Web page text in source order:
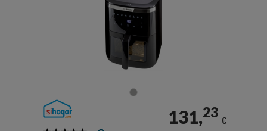
131,23
€